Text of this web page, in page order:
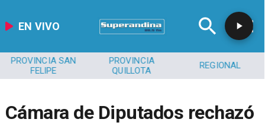
EN VIVO
PROVINCIA SAN
FELIPE
PROVINCIA
QUILLOTA
REGIONAL
Cámara de Diputados rechazó